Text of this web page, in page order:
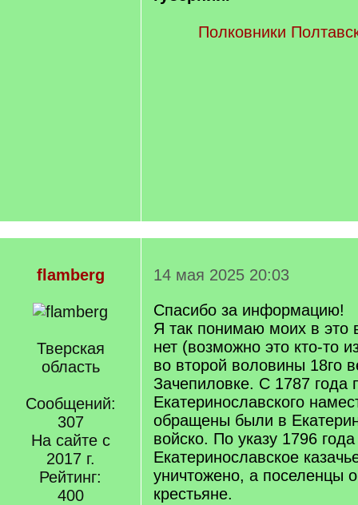
Полковники
flamberg
Тверская
область
Сообщений:
307
На сайте с
2017 г.
Рейтинг:
400
14 мая 2025 20:03
Спасибо за информацию!
Я так понимаю моих в это
нет (возможно это кто-то
во второй воловины 18го
Зачепиловке. С 1787 года
Екатеринославского
обращены были в
войско. По указу 1796 года
Екатеринославское
уничтожено, а поселенцы
крестьяне.